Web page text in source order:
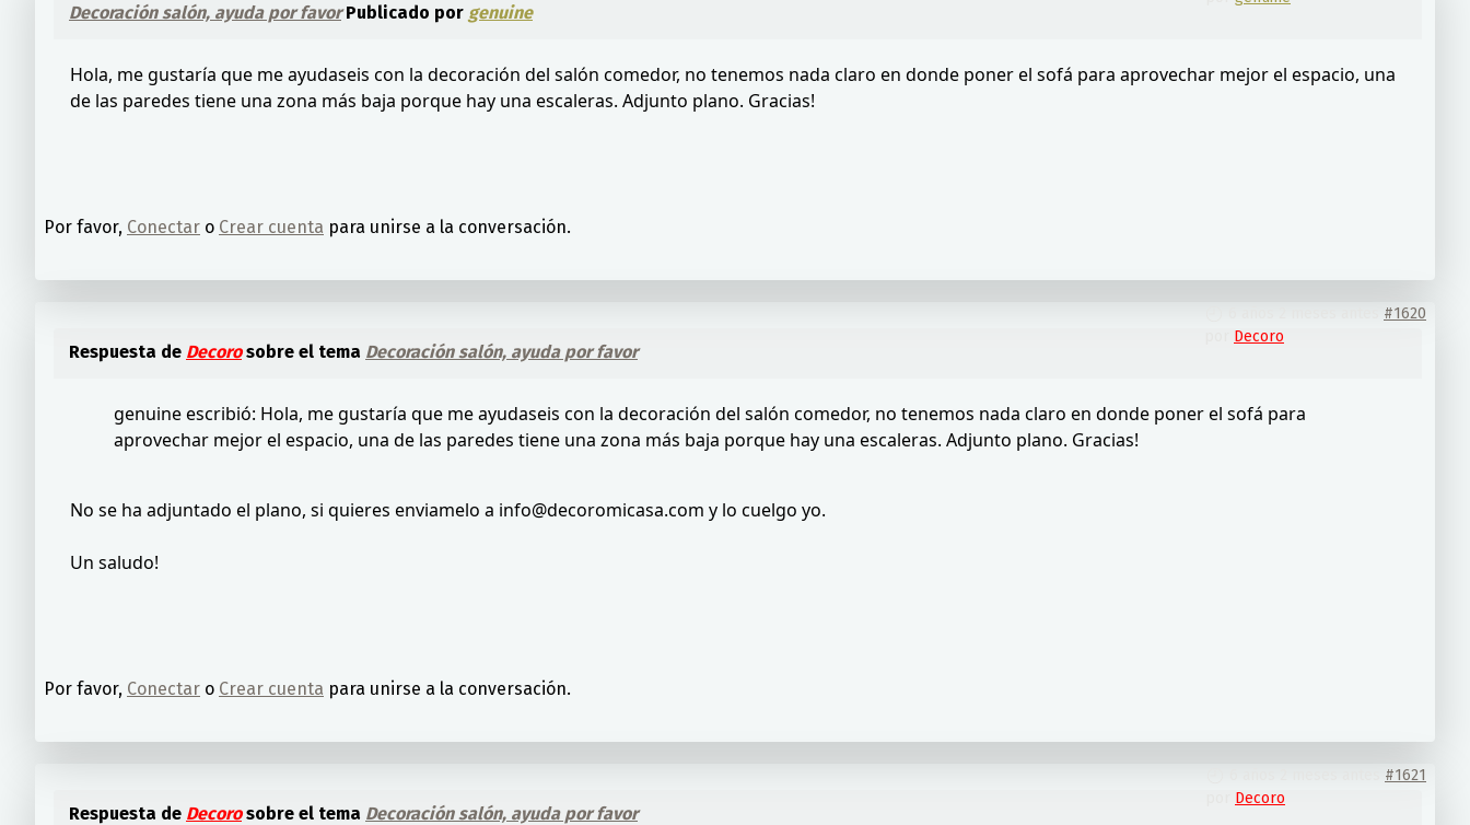
Decoración salón, ayuda por favorPublicado por genuine
Hola, me gustaría que me ayudaseis con la decoración del salón comedor, no tenemos nada claro en donde poner el sofá para aprovechar mejor el espacio, una
de las paredes tiene una zona más baja porque hay una escaleras. Adjunto plano. Gracias!
Por favor, Conectar o Crear cuenta para unirse a la conversación.
#1620
Decoro
Respuesta de Decorosobre el tema Decoración salón, ayuda por favor
genuine escribió: Hola, me gustaría que me ayudaseis con la decoración del salón comedor, no tenemos nada claro en donde poner el sofá para
aprovechar mejor el espacio, una de las paredes tiene una zona más baja porque hay una escaleras. Adjunto plano. Gracias!
No se ha adjuntado el plano, si quieres enviamelo a info@decoromicasa.com y lo cuelgo yo.
Un saludo!
Por favor, Conectar o Crear cuenta para unirse a la conversación.
#1621
Decoro
Respuesta de Decorosobre el tema Decoración salón, ayuda por favor